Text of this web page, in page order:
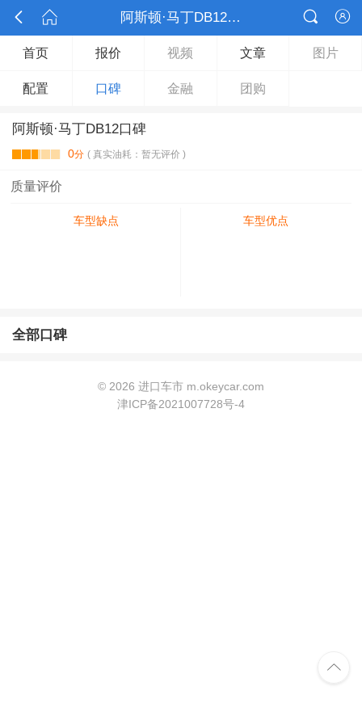
  阿斯顿·马丁DB12口碑 

首页 报价 视频 文章 图片
配置 口碑 金融 团购
阿斯顿·马丁DB12口碑
0分 ( 真实油耗：暂无评价 )
质量评价
车型缺点 车型优点
全部口碑
© 2026 进口车市 m.okeycar.com
津ICP备2021007728号-4
